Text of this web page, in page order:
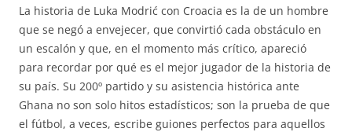
La historia de Luka Modrić con Croacia es la de un hombre
que se negó a envejecer, que convirtió cada obstáculo en
un escalón y que, en el momento más crítico, apareció
para recordar por qué es el mejor jugador de la historia de
su país. Su 200º partido y su asistencia histórica ante
Ghana no son solo hitos estadísticos; son la prueba de que
el fútbol, a veces, escribe guiones perfectos para aquellos